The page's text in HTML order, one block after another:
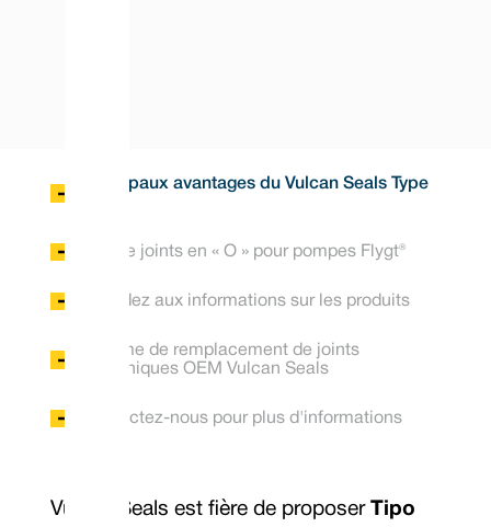
Principaux avantages du Vulcan Seals Type
Kits de joints en « O » pour pompes Flygt®
Accédez aux informations sur les produits
Gamme de remplacement de joints
mécaniques OEM Vulcan Seals
Contactez-nous pour plus d'informations
Vulcan Seals est fière de proposerTipo